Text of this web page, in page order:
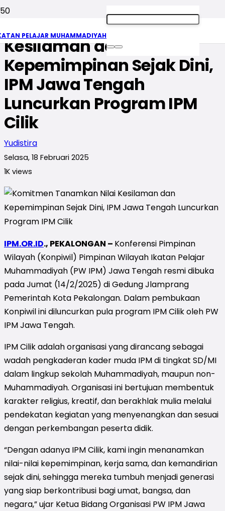
PELAJAR MUHAMMADIYAH
Komitmen Tanamkan Nilai
Kesilaman dan
Kepemimpinan Sejak Dini,
IPM Jawa Tengah
Luncurkan Program IPM
Cilik
Yudistira
Selasa, 18 Februari 2025
1K views
IPM.OR.ID., PEKALONGAN – Konferensi Pimpinan
Wilayah (Konpiwil) Pimpinan Wilayah Ikatan Pelajar
Muhammadiyah (PW IPM) Jawa Tengah resmi dibuka
pada Jumat (14/2/2025) di Gedung Jlamprang
Pemerintah Kota Pekalongan. Dalam pembukaan
Konpiwil ini diluncurkan pula program IPM Cilik oleh PW
IPM Jawa Tengah.
IPM Cilik adalah organisasi yang dirancang sebagai
wadah pengkaderan kader muda IPM di tingkat SD/MI
dalam lingkup sekolah Muhammadiyah, maupun non-
Muhammadiyah. Organisasi ini bertujuan membentuk
karakter religius, kreatif, dan berakhlak mulia melalui
pendekatan kegiatan yang menyenangkan dan sesuai
dengan perkembangan peserta didik.
“Dengan adanya IPM Cilik, kami ingin menanamkan
nilai-nilai kepemimpinan, kerja sama, dan kemandirian
sejak dini, sehingga mereka tumbuh menjadi generasi
yang siap berkontribusi bagi umat, bangsa, dan
negara,” ujar Ketua Bidang Organisasi PW IPM Jawa